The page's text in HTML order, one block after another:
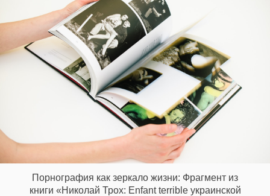
Порнография как зеркало жизни: Фрагмент из
книги «Николай Трох: Enfant terrible украинской